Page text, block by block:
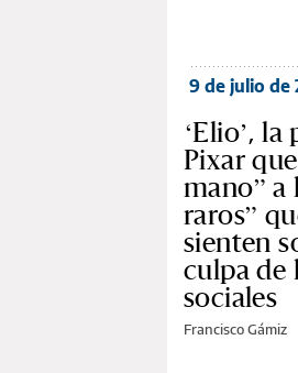
9 de julio de
‘Elio’,
Pixar
mano” a
raros”
sienten
culpa de
sociales
Francisco Gámiz